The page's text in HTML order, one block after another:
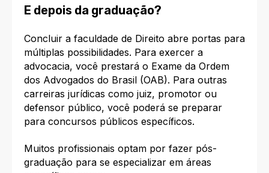
E depois da graduação?
Concluir a faculdade de Direito abre portas para
múltiplas possibilidades. Para exercer a
advocacia, você prestará o Exame da Ordem
dos Advogados do Brasil (OAB). Para outras
carreiras jurídicas como juiz, promotor ou
defensor público, você poderá se preparar
para concursos públicos específicos.
Muitos profissionais optam por fazer pós-
graduação para se especializar em áreas